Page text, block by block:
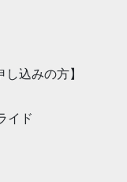
込みの方】
イド